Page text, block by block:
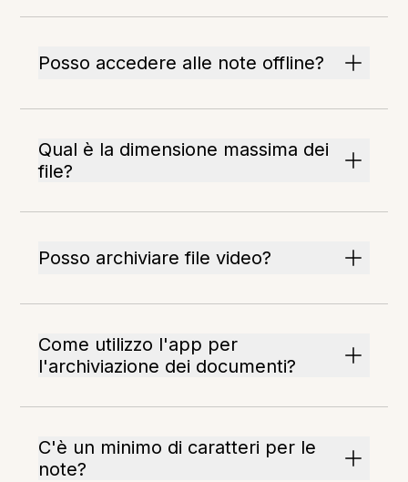
Posso accedere alle note offline?
Qual è la dimensione massima dei
file?
Posso archiviare file video?
Come utilizzo l'app per
l'archiviazione dei documenti?
C'è un minimo di caratteri per le
note?